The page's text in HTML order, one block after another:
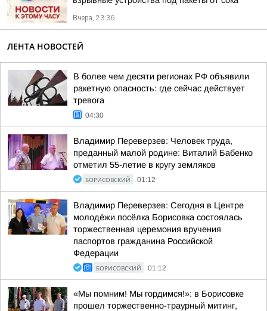
Вчера, 23:36
ЛЕНТА НОВОСТЕЙ
В более чем десяти регионах РФ объявили
ракетную опасность: где сейчас действует
тревога
04:30
Владимир Переверзев: Человек труда,
преданный малой родине: Виталий Бабенко
отметил 55-летие в кругу земляков
БОРИСОВСКИЙ 01:12
Владимир Переверзев: Сегодня в Центре
молодёжи посёлка Борисовка состоялась
торжественная церемония вручения
паспортов гражданина Российской
Федерации
БОРИСОВСКИЙ 01:12
«Мы помним! Мы гордимся!»: в Борисовке
прошел торжественно-траурный митинг,